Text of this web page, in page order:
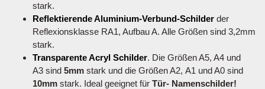
stark.
Reflektierende Aluminium-Verbund-Schilder der
Reflexionsklasse RA1, Aufbau A. Alle Größen sind 3,2mm
stark.
Transparente Acryl Schilder. Die Größen A5, A4 und
A3 sind 5mm stark und die Größen A2, A1 und A0 sind
10mm stark. Ideal geeignet für Tür- Namenschilder!